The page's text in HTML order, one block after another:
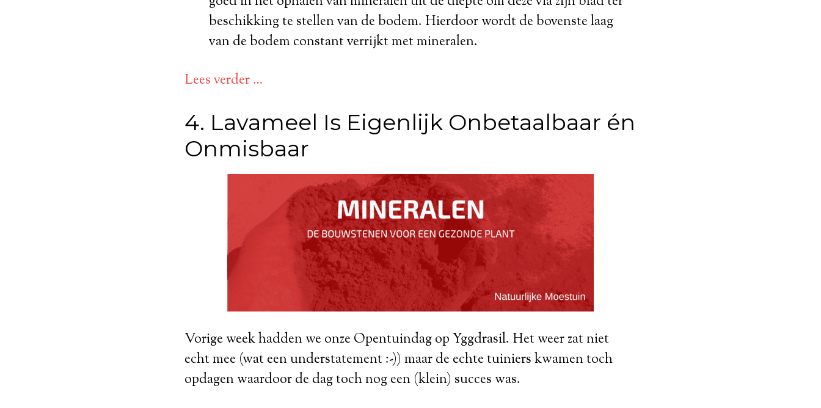
beschikking te stellen van de bodem. Hierdoor wordt de bovenste laag
van de bodem constant verrijkt met mineralen.
Lees verder …
4. Lavameel Is Eigenlijk Onbetaalbaar én
Onmisbaar
Vorige week hadden we onze Opentuindag op Yggdrasil. Het weer zat niet
echt mee (wat een understatement :-)) maar de echte tuiniers kwamen toch
opdagen waardoor de dag toch nog een (klein) succes was.